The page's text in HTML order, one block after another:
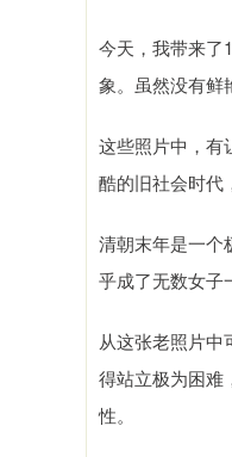
今天，我带来了
象。虽然没有鲜
这些照片中，有
酷的旧社会时代
清朝末年是一个
乎成了无数女子
从这张老照片
得站立极为困难
性。